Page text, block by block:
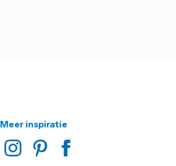
Meer inspiratie